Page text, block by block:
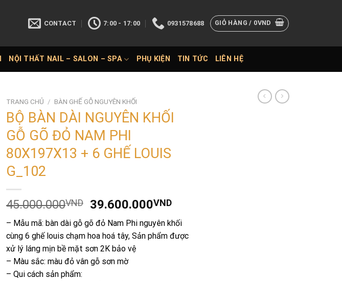
CONTACT 7:00 - 17:00 0931578688 GIỎ HÀNG / 0VND
NỘI THẤT NAIL – SALON – SPA PHỤ KIỆN TIN TỨC LIÊN HỆ
TRANG CHỦ / BÀN GHẾ GỖ NGUYÊN KHỐI
BỘ BÀN DÀI NGUYÊN KHỐI
GỖ GÕ ĐỎ NAM PHI
80X197X13 + 6 GHẾ LOUIS
G_102
45.000.000VND
Giá
gốc
là:
45.000.000VND.
39.600.000VNDGiá
hiện
tại
là:
– Mẫu mã: bàn dài gỗ gõ đỏ Nam Phi nguyên khối
cùng 6 ghế louis chạm hoa hoá tây, Sản phẩm được
xử lý láng mịn bề mặt sơn 2K bảo vệ
– Màu sắc: màu đỏ vân gỗ sơn mờ
– Qui cách sản phẩm: